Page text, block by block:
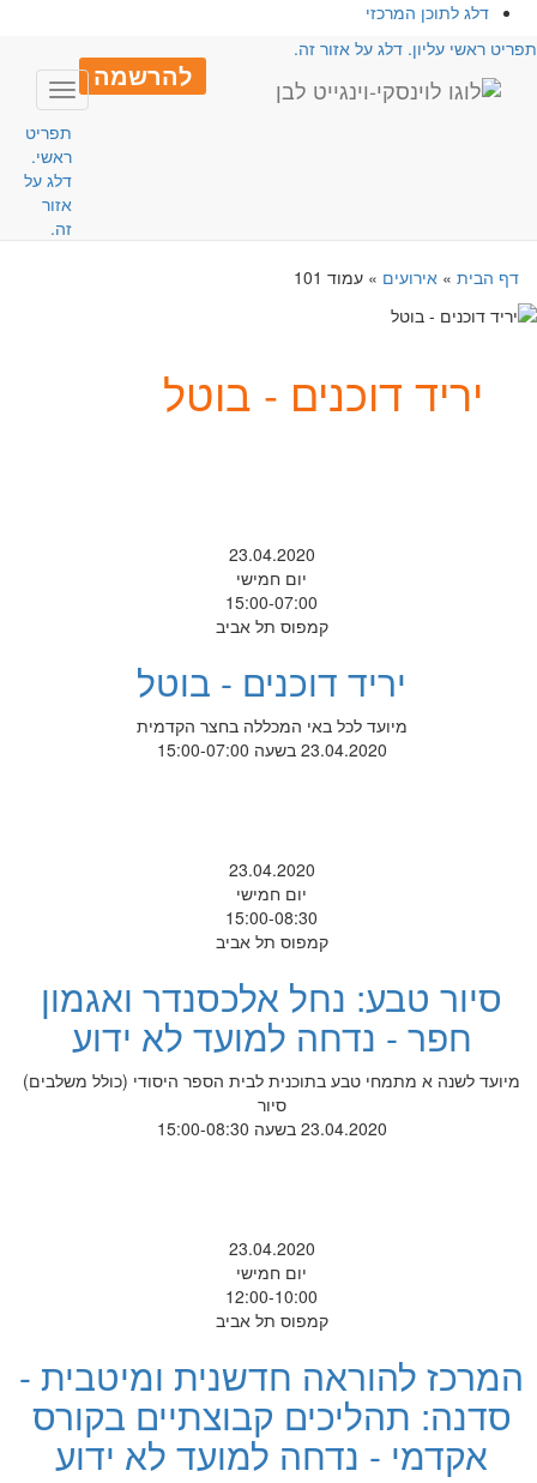
דלג לתוכן המרכזי
ראשי עליון. דלג על אזור זה.
להרשמה
Toggle
תפריט
ראשי.
דלג על
אזור
זה.
דף הבית» אירועים» עמוד 101
יריד דוכנים - בוטל
23.04.2020
יום חמישי
15:00-07:00
קמפוס תל אביב
יריד דוכנים - בוטל
מיועד לכל באי המכללה בחצר הקדמית
23.04.2020 בשעה 15:00-07:00
23.04.2020
יום חמישי
15:00-08:30
קמפוס תל אביב
סיור טבע: נחל אלכסנדר ואגמון
חפר - נדחה למועד לא ידוע
מיועד לשנה א מתמחי טבע בתוכנית לבית הספר היסודי (כולל משלבים)
סיור
23.04.2020 בשעה 15:00-08:30
23.04.2020
יום חמישי
12:00-10:00
קמפוס תל אביב
המרכז להוראה חדשנית ומיטבית -
סדנה: תהליכים קבוצתיים בקורס
אקדמי - נדחה למועד לא ידוע